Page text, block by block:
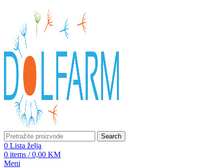
Search
0 Lista želja
0 items / 0,00 KM
Meni